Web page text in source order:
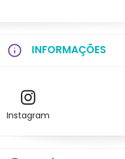
INFORMAÇÕES
Instagram